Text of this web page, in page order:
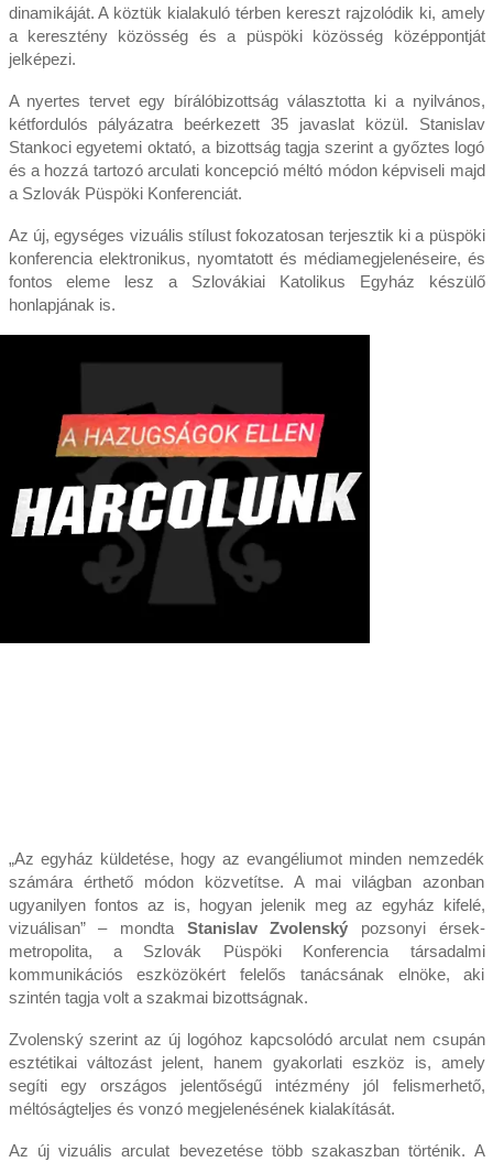
dinamikáját. A köztük kialakuló térben kereszt rajzolódik ki, amely
a keresztény közösség és a püspöki közösség középpontját
jelképezi.
A nyertes tervet egy bírálóbizottság választotta ki a nyilvános,
kétfordulós pályázatra beérkezett 35 javaslat közül. Stanislav
Stankoci egyetemi oktató, a bizottság tagja szerint a győztes logó
és a hozzá tartozó arculati koncepció méltó módon képviseli majd
a Szlovák Püspöki Konferenciát.
Az új, egységes vizuális stílust fokozatosan terjesztik ki a püspöki
konferencia elektronikus, nyomtatott és médiamegjelenéseire, és
fontos eleme lesz a Szlovákiai Katolikus Egyház készülő
honlapjának is.
„Az egyház küldetése, hogy az evangéliumot minden nemzedék
számára érthető módon közvetítse. A mai világban azonban
ugyanilyen fontos az is, hogyan jelenik meg az egyház kifelé,
vizuálisan” – mondta Stanislav Zvolenský pozsonyi érsek-
metropolita, a Szlovák Püspöki Konferencia társadalmi
kommunikációs eszközökért felelős tanácsának elnöke, aki
szintén tagja volt a szakmai bizottságnak.
Zvolenský szerint az új logóhoz kapcsolódó arculat nem csupán
esztétikai változást jelent, hanem gyakorlati eszköz is, amely
segíti egy országos jelentőségű intézmény jól felismerhető,
méltóságteljes és vonzó megjelenésének kialakítását.
Az új vizuális arculat bevezetése több szakaszban történik. A